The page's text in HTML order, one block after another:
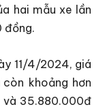
hai mẫu xe lần
đồng.
11/4/2024, giá
khoảng hơn
và 35.880.000đ